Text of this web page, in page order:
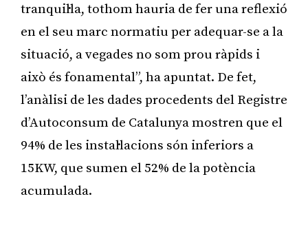
tranquil·la, tothom hauria de fer una reflexió
en el seu marc normatiu per adequar-se a la
situació, a vegades no som prou ràpids i
això és fonamental”, ha apuntat. De fet,
l’anàlisi de les dades procedents del Registre
d’Autoconsum de Catalunya mostren que el
94% de les instal·lacions són inferiors a
15KW, que sumen el 52% de la potència
acumulada.